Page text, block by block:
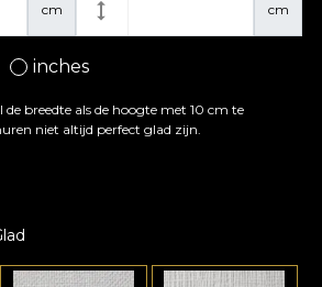
cm cm
inches
breedte als de hoogte met 10 cm te
niet altijd perfect glad zijn.